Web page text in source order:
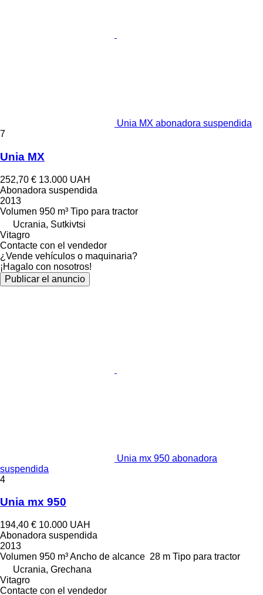
Unia MX abonadora suspendida
7
Unia MX
252,70 € 13.000 UAH
Abonadora suspendida
2013
Volumen 950 m³ Tipo para tractor
Ucrania, Sutkivtsi
Vitagro
Contacte con el vendedor
¿Vende vehículos o maquinaria?
¡Hagalo con nosotros!
Publicar el anuncio
Unia mx 950 abonadora
suspendida
4
Unia mx 950
194,40 € 10.000 UAH
Abonadora suspendida
2013
Volumen 950 m³Ancho de alcance 28 m Tipo para tractor
Ucrania, Grechana
Vitagro
Contacte con el vendedor